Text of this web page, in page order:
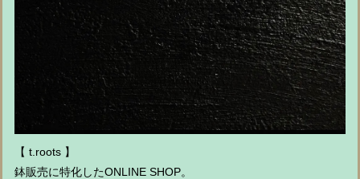
【 t.roots 】
鉢販売に特化したONLINE SHOP。